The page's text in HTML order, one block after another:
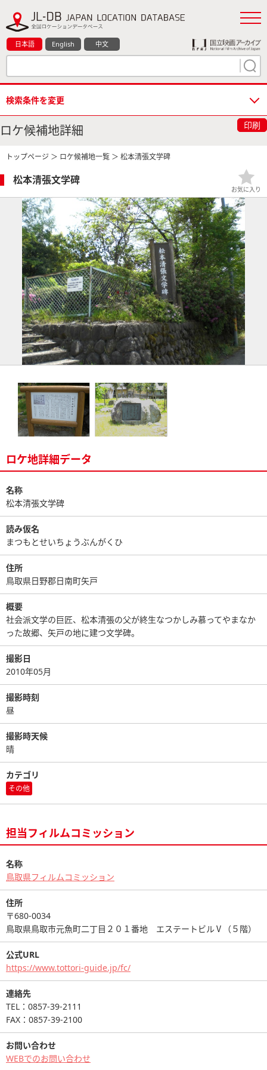
日本語 English 中文
検索条件を変更
ロケ候補地詳細 印刷
トップページ ＞ ロケ候補地一覧 ＞ 松本清張文学碑
松本清張文学碑
お気に入り
ロケ地詳細データ
名称
松本清張文学碑
読み仮名
まつもとせいちょうぶんがくひ
住所
鳥取県日野郡日南町矢戸
概要
社会派文学の巨匠、松本清張の父が終生なつかしみ慕ってやまなか
った故郷、矢戸の地に建つ文学碑。
撮影日
2010年05月
撮影時刻
昼
撮影時天候
晴
カテゴリ
その他
担当フィルムコミッション
名称
鳥取県フィルムコミッション
住所
〒680-0034
鳥取県鳥取市元魚町二丁目２０１番地 エステートビルⅤ（５階）
公式URL
https://www.tottori-guide.jp/fc/
連絡先
TEL：0857-39-2111
FAX：0857-39-2100
お問い合わせ
WEBでのお問い合わせ